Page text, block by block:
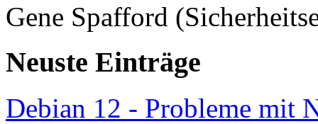
Gene Spafford
Neuste Einträge
Debian 12 - Probleme mit